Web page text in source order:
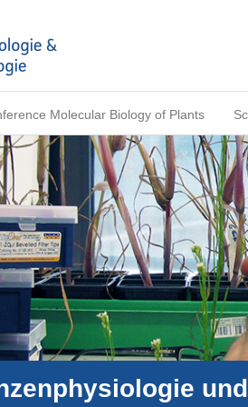
Molecular Biology of Plants